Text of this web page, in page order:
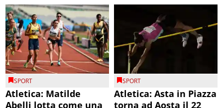
SPORT
Atletica: Matilde
Abelli lotta come una
SPORT
Atletica: Asta in Piazza
torna ad Aosta il 22